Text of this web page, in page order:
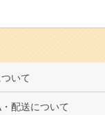
いて
配送について